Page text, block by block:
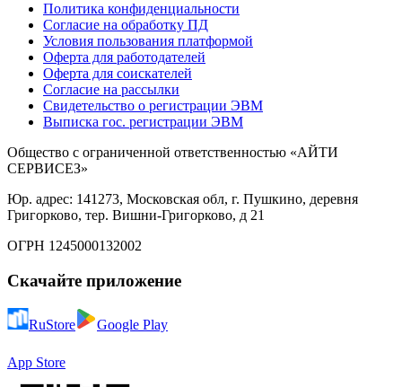
Политика конфиденциальности
Согласие на обработку ПД
Условия пользования платформой
Оферта для работодателей
Оферта для соискателей
Согласие на рассылки
Свидетельство о регистрации ЭВМ
Выписка гос. регистрации ЭВМ
Общество с ограниченной ответственностью «АЙТИ
СЕРВИСЕЗ»
Юр. адрес: 141273, Московская обл, г. Пушкино, деревня
Григорково, тер. Вишни-Григорково, д 21
ОГРН 1245000132002
Скачайте приложение
RuStore Google Play
App Store